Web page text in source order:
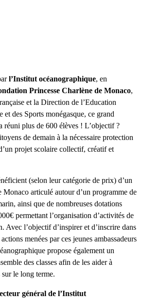
l’Institut océanographique, en
Princesse Charlène de Monaco,
et la Direction de l’Education
et des Sports monégasque, ce grand
réuni plus de 600 élèves ! L’objectif ?
de demain à la nécessaire protection
projet scolaire collectif, créatif et
(selon leur catégorie de prix) d’un
Monaco articulé autour d’un programme de
ainsi que de nombreuses dotations
permettant l’organisation d’activités de
Avec l’objectif d’inspirer et d’inscrire dans
menées par ces jeunes ambassadeurs
propose également un
des classes afin de les aider à
le long terme.
général de l’Institut